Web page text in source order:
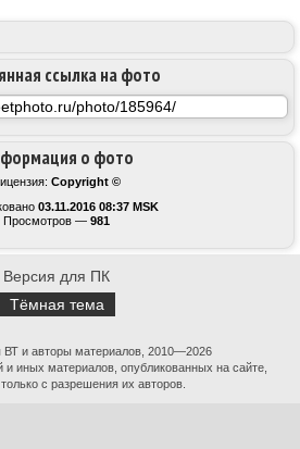
о фото
Copyright ©
03.11.2016 08:37 MSK
Просмотров — 981
ссылка на фото
Версия для ПК
Тёмная тема
ВТ и авторы материалов, 2010—2026
иных материалов, опубликованных на сайте,
с разрешения их авторов.